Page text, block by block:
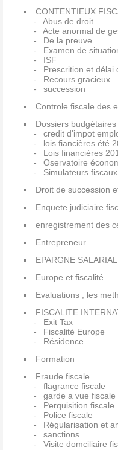
CONTENTIEUX
Abus de droit
Acte anormal de
De la preuve
Examen de
ISF
Prescrition et délai
Recours gracieux
succession
Controle fiscale des
Dossiers budgétaires
credit d'impot
lois fiancières été
Lois financières
Oservatoire
Simulateurs
Droit de succession
Enquete judiciaire
enregistrement des
Entrepreneur
EPARGNE
Europe et fiscalité
Evaluations ; les
FISCALITE
Exit Tax
Fiscalité Europe
Résidence
Formation
Fraude fiscale
flagrance fiscale
garde a vue fiscale
Perquisition fiscale
Police fiscale
Régularisation et
sanctions
Visite domciliaire